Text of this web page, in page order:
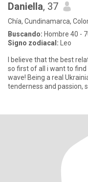
Daniella, 37
Chía, Cundinamarca,
Buscando: Hombre 40 -
Signo zodiacal: Leo
I believe that the best
so first of all i want to
wave! Being a real
tenderness and passion,